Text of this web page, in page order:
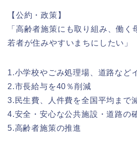
【公約・政策】
「高齢者施策にも取り組み、働く
若者が住みやすいまちにしたい」
1.小学校やごみ処理場、道路など
2.市長給与を40％削減
3.民生費、人件費を全国平均まで
4.安全・安心な公共施設・道路の
5.高齢者施策の推進